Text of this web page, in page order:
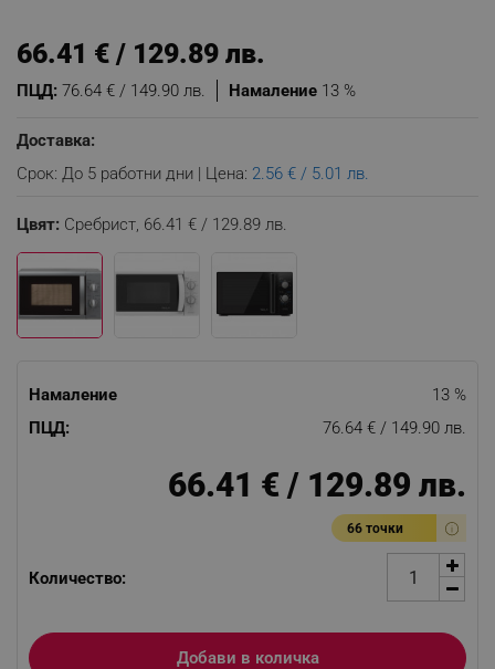
Намаление 13 %
ПЦД: 76.64 € / 149.90 лв.
66.41 € / 129.89 лв.
Доставка:
Срок: До 5 работни дни | Цена: 2.56 € / 5.01 лв.
Цвят: Сребрист, 66.41 € / 129.89 лв.
Намаление
13 %
ПЦД:
76.64 € / 149.90 лв.
66.41 € / 129.89 лв.
66 точки
Количество:
Добави в количка